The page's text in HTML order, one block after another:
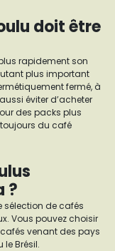
doit être
rapidement son
plus important
fermé, à
éviter d’acheter
des packs plus
du café
?
sélection de cafés
Vous pouvez choisir
venant des pays
le Brésil.